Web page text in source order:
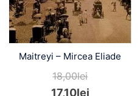
Maitreyi – Mircea Eliade
18,00lei
17,10lei